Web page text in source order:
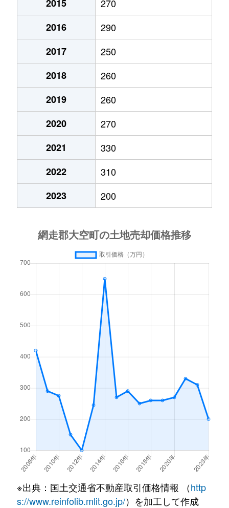
2015
270
2016
290
2017
250
2018
260
2019
260
2020
270
2021
330
2022
310
2023
200
※出典：国土交通省不動産取引価格情報 （http
s://www.reinfolib.mlit.go.jp/）を加工して作成